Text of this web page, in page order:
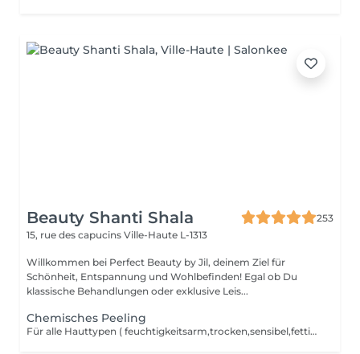
Beauty Shanti Shala
253
15, rue des capucins Ville-Haute L-1313
Willkommen bei Perfect Beauty by Jil, deinem Ziel für
Schönheit, Entspannung und Wohlbefinden! Egal ob Du
klassische Behandlungen oder exklusive Leis...
Chemisches Peeling
Für alle Hauttypen ( feuchtigkeitsarm,trocken,sensibel,fettig,rosacea,narben,misch Haut,ant-Falten) keine Extraktion,kein Waxing vor der Behandlung und keine Sonne 2 Wochen nach der Behandlung. Für ein besseres Ergebnis ist eine Kur von 4 Peelings möglich.Ein Peeling alle 2 Wochen. Bei direkt Zahlung -> 390 anstatt 440,20, inklusive 2 Cremes für die Pflege zu Hause.